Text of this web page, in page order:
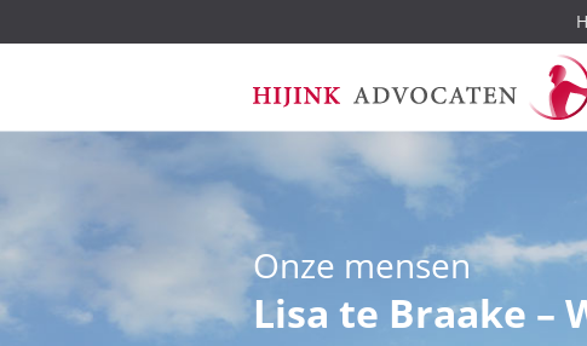
naar
de
inhoud
Onze mensen
Lisa te Braake –